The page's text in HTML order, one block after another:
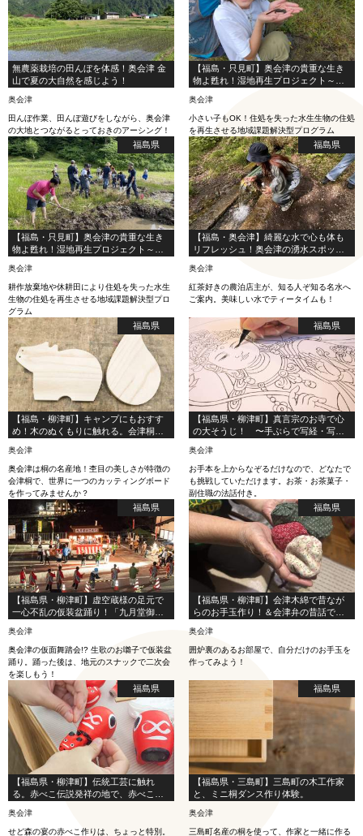
無農薬栽培の田んぼを体感！奥会津 金
山で夏の大自然を感じよう！
奥会津
田んぼ作業、田んぼ遊びをしながら、奥会津
の大地とつながるとっておきのアーシング！
【福島・只見町】奥会津の貴重な生き
物よ甦れ！湿地再生プロジェクト～生
奥会津
小さい子もOK！住処を失った水生生物の住処
を再生させる地域課題解決型プログラム
福島県
【福島・只見町】奥会津の貴重な生き
物よ甦れ！湿地再生プロジェクト～湿
奥会津
耕作放棄地や休耕田により住処を失った水生
生物の住処を再生させる地域課題解決型プロ
グラム
福島県
【福島・奥会津】綺麗な水で心も体も
リフレッシュ！奥会津の湧水スポット
奥会津
紅茶好きの農泊店主が、知る人ぞ知る名水へ
ご案内。美味しい水でティータイムも！
福島県
【福島・柳津町】キャンプにもおすす
め！木のぬくもりに触れる。会津桐で
奥会津
奥会津は桐の名産地！杢目の美しさが特徴の
会津桐で、世界に一つのカッティングボード
を作ってみませんか？
福島県
【福島県・柳津町】真言宗のお寺で心
の大そうじ！ 〜手ぶらで写経・写仏
奥会津
お手本を上からなぞるだけなので、どなたで
も挑戦していただけます。お茶・お茶菓子・
副住職の法話付き。
福島県
【福島県・柳津町】虚空蔵様の足元で
一心不乱の仮装盆踊り！「九月堂御籠
り」で過ごす奥会津の夜。
奥会津
奥会津の仮面舞踏会!? 生歌のお囃子で仮装盆
踊り。踊った後は、地元のスナックで二次会
を楽しもう！
福島県
【福島県・柳津町】会津木綿で昔なが
らのお手玉作り！＆会津弁の昔話でほ
っこり
奥会津
囲炉裏のあるお部屋で、自分だけのお手玉を
作ってみよう！
福島県
【福島県・柳津町】伝統工芸に触れ
る。赤べこ伝説発祥の地で、赤べこの
奥会津
せど森の宴の赤べこ作りは、ちょっと特別。
福島県
【福島県・三島町】三島町の木工作家
と、ミニ桐ダンス作り体験。
奥会津
三島町名産の桐を使って、作家と一緒に作る